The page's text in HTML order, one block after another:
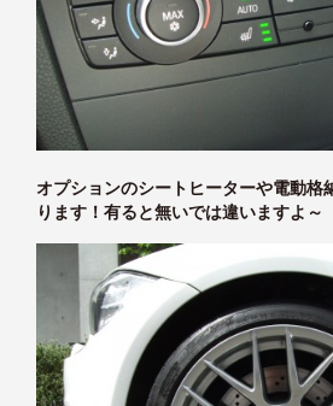
オプションのシートヒーターや電動格
ります！有ると無いでは違いますよ～